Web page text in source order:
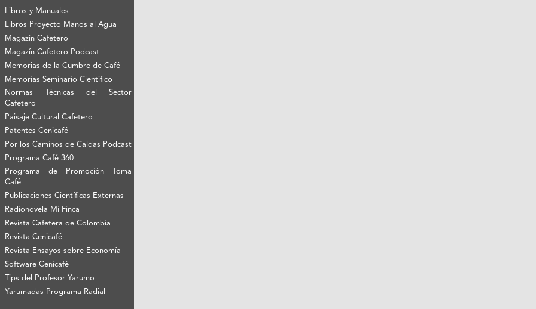
Libros y Manuales
Libros Proyecto Manos al Agua
Magazín Cafetero
Magazín Cafetero Podcast
Memorias de la Cumbre de Café
Memorias Seminario Científico
Normas Técnicas del Sector
Cafetero
Paisaje Cultural Cafetero
Patentes Cenicafé
Por los Caminos de Caldas Podcast
Programa Café 360
Programa de Promoción Toma
Café
Publicaciones Científicas Externas
Radionovela Mi Finca
Revista Cafetera de Colombia
Revista Cenicafé
Revista Ensayos sobre Economía
Software Cenicafé
Tips del Profesor Yarumo
Yarumadas Programa Radial